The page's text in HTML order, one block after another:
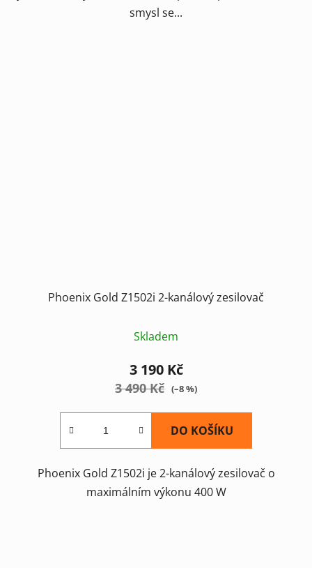
smysl se...
Phoenix Gold Z1502i 2-kanálový zesilovač
Skladem
3 190 Kč
3 490 Kč (–8 %)
DO KOŠÍKU
Phoenix Gold Z1502i je 2-kanálový zesilovač o
maximálním výkonu 400 W